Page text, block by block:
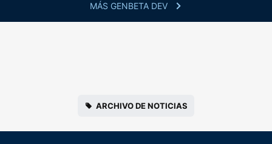
MÁS GENBETA DEV
ARCHIVO DE NOTICIAS